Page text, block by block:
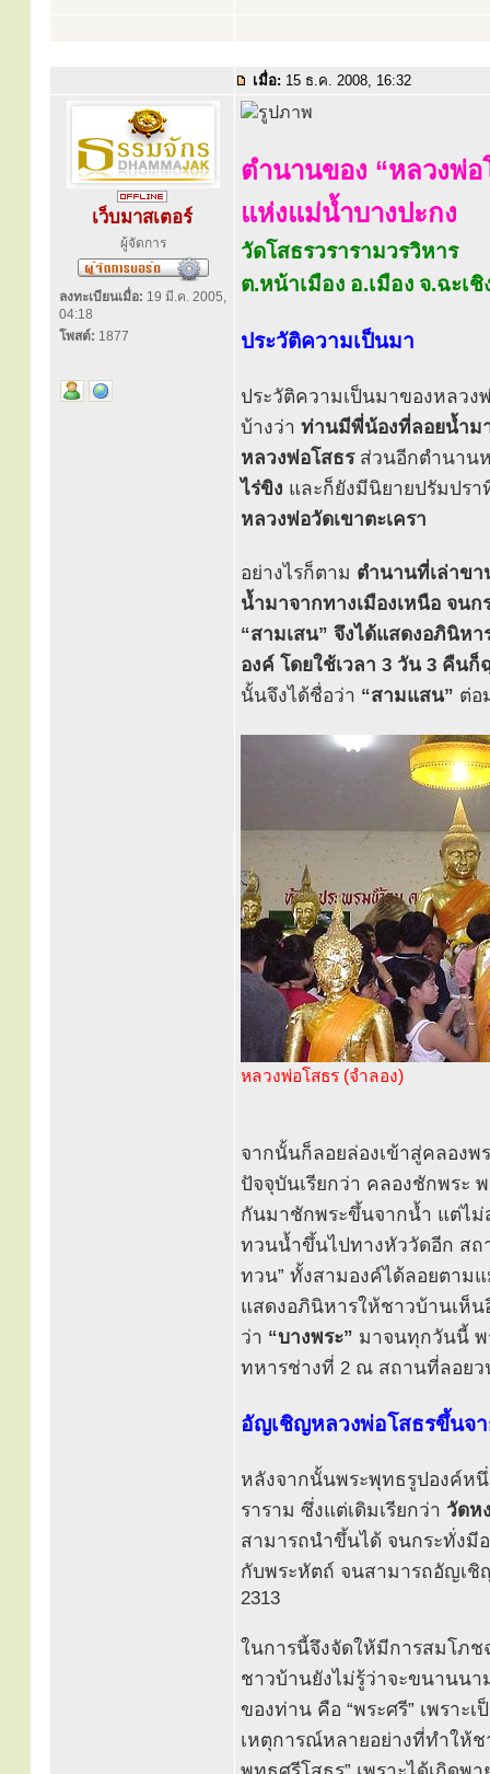
เมื่อ: 15 ธ.ค. 2008, 16:32
เว็บมาสเตอร์
ผู้จัดการ
ลงทะเบียนเมื่อ: 19 มี.ค. 2005,
04:18
โพสต์: 1877
ตำนานของ “หลวงพ่อ
แห่งแม่น้ำบางปะกง
วัดโสธรวรารามวรวิหาร
ต.หน้าเมือง อ.เมือง จ.ฉะเชิ
ประวัติความเป็นมา
ประวัติความเป็นมาของหลว
บ้างว่า ท่านมีพี่น้องที่ลอยน้ำม
หลวงพ่อโสธรส่วนอีกตำนาน
ไร่ขิง และก็ยังมีนิยายปรัมปร
หลวงพ่อวัดเขาตะเครา
อย่างไรก็ตาม ตำนานที่เล่าข
น้ำมาจากทางเมืองเหนือ จนก
“สามเสน” จึงได้แสดงอภินิห
องค์ โดยใช้เวลา 3 วัน 3 คืน
นั้นจึงได้ชื่อว่า “สามแสน” ต่อ
หลวงพ่อโสธร (จำลอง)
จากนั้นก็ลอยล่องเข้าสู่คลองพ
ปัจจุบันเรียกว่า คลองชักพระ
กันมาชักพระขึ้นจากน้ำ แต่ไม่
ทวนน้ำขึ้นไปทางหัววัดอีก สถ
ทวน” ทั้งสามองค์ได้ลอยตาม
แสดงอภินิหารให้ชาวบ้านเห็
ว่า “บางพระ” มาจนทุกวันนี้ พ
ทหารช่างที่ 2 ณ สถานที่ลอยว
อัญเชิญหลวงพ่อโสธรขึ้นจ
หลังจากนั้นพระพุทธรูปองค์ห
ราราม ซึ่งแต่เดิมเรียกว่า วัดห
สามารถนำขึ้นได้ จนกระทั่งมี
กับพระหัตถ์ จนสามารถอัญเชิ
2313
ในการนี้จึงจัดให้มีการสมโภช
ชาวบ้านยังไม่รู้ว่าจะขนานนา
ของท่าน คือ “พระศรี” เพรา
เหตุการณ์หลายอย่างที่ทำให้